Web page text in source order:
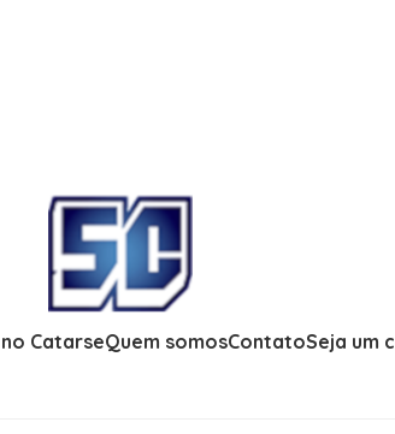
CatarseQuem somosContatoSeja um